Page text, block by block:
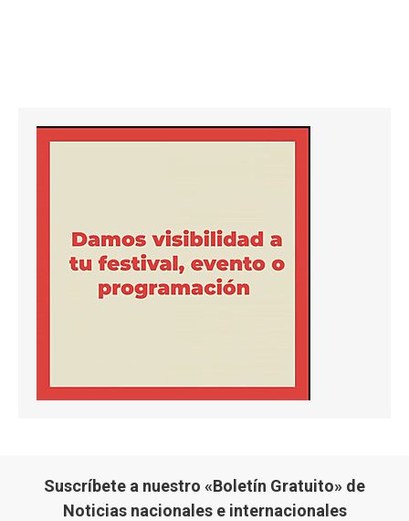
Suscríbete a nuestro «Boletín Gratuito» de
Noticias nacionales e internacionales